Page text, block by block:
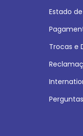
Estado
Trocas e